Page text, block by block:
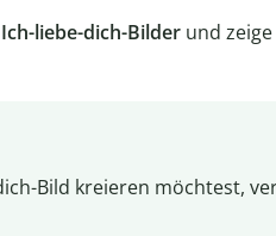
Ich-liebe-dich-Bilder und
Bild kreieren möchtest,